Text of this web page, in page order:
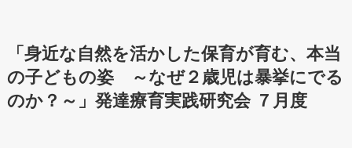
「身近な自然を活かした保育が育む、本当
の子どもの姿 ～なぜ２歳児は暴挙にでる
のか？～」発達療育実践研究会 ７月度